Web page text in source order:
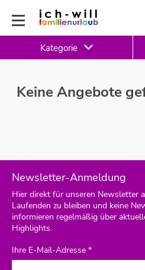
Kategorie
Keine Angebote
Newsletter-Anmeldung
Hier direkt für unseren Newsletter
Laufenden zu bleiben und keine
informieren regelmäßig über
Highlights.
Ihre E-Mail-Adresse *